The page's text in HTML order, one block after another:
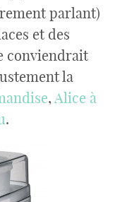
parlant)
et des
conviendrait
la
, Alice à
.